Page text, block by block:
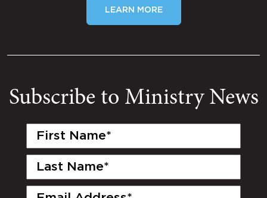
LEARN MORE
Subscribe to Ministry News
First
Last
Email
(Required)